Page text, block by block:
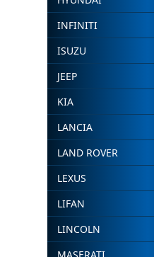
INFINITI
ISUZU
JEEP
KIA
LANCIA
LAND ROVER
LEXUS
LIFAN
LINCOLN